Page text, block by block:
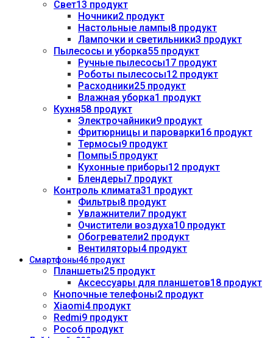
Свет13 продукт
Ночники2 продукт
Настольные лампы8 продукт
Лампочки и светильники3 продукт
Пылесосы и уборка55 продукт
Ручные пылесосы17 продукт
Роботы пылесосы12 продукт
Расходники25 продукт
Влажная уборка1 продукт
Кухня58 продукт
Электрочайники9 продукт
Фритюрницы и пароварки16 продукт
Термосы9 продукт
Помпы5 продукт
Кухонные приборы12 продукт
Блендеры7 продукт
Контроль климата31 продукт
Фильтры8 продукт
Увлажнители7 продукт
Очистители воздуха10 продукт
Обогреватели2 продукт
Вентиляторы4 продукт
Смартфоны46 продукт
Планшеты25 продукт
Аксессуары для планшетов18 продукт
Кнопочные телефоны2 продукт
Xiaomi4 продукт
Redmi9 продукт
Poco6 продукт